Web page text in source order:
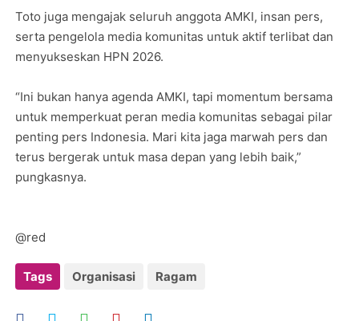
Toto juga mengajak seluruh anggota AMKI, insan pers,
serta pengelola media komunitas untuk aktif terlibat dan
menyukseskan HPN 2026.
“Ini bukan hanya agenda AMKI, tapi momentum bersama
untuk memperkuat peran media komunitas sebagai pilar
penting pers Indonesia. Mari kita jaga marwah pers dan
terus bergerak untuk masa depan yang lebih baik,”
pungkasnya.
@red
Tags Organisasi Ragam